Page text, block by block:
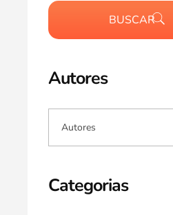
BUSCAR
Autores
Categorias